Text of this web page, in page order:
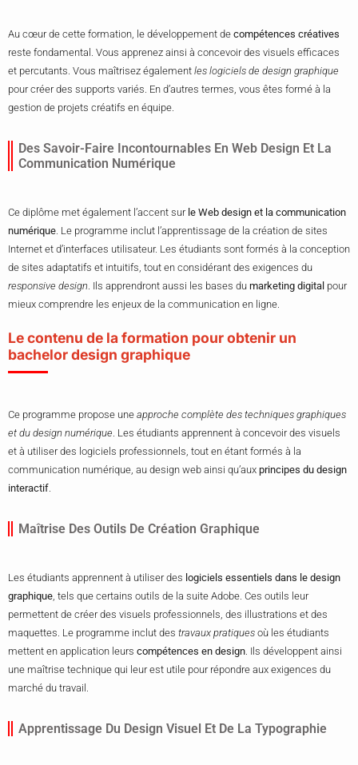
Au cœur de cette formation, le développement de compétences créatives
reste fondamental. Vous apprenez ainsi à concevoir des visuels efficaces
et percutants. Vous maîtrisez également les logiciels de design graphique
pour créer des supports variés. En d’autres termes, vous êtes formé à la
gestion de projets créatifs en équipe.
Des Savoir-Faire Incontournables En Web Design Et La
Communication Numérique
Ce diplôme met également l’accent sur le Web design et la communication
numérique . Le programme inclut l’apprentissage de la création de sites
Internet et d’interfaces utilisateur. Les étudiants sont formés à la conception
de sites adaptatifs et intuitifs, tout en considérant des exigences du
responsive design . Ils apprendront aussi les bases du marketing digital pour
mieux comprendre les enjeux de la communication en ligne.
Le contenu de la formation pour obtenir un
bachelor design graphique
Ce programme propose une approche complète des techniques graphiques
et du design numérique . Les étudiants apprennent à concevoir des visuels
et à utiliser des logiciels professionnels, tout en étant formés à la
communication numérique, au design web ainsi qu’aux principes du design
interactif
Maîtrise Des Outils De Création Graphique
Les étudiants apprennent à utiliser des logiciels essentiels dans le design
graphique , tels que certains outils de la suite Adobe. Ces outils leur
permettent de créer des visuels professionnels, des illustrations et des
maquettes. Le programme inclut des travaux pratiques où les étudiants
mettent en application leurs compétences en design . Ils développent ainsi
une maîtrise technique qui leur est utile pour répondre aux exigences du
marché du travail.
Apprentissage Du Design Visuel Et De La Typographie